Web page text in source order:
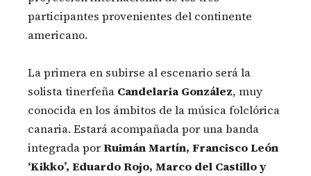
participantes provenientes del continente
americano.
La primera en subirse al escenario será la
solista tinerfeña Candelaria González, muy
conocida en los ámbitos de la música folclórica
canaria. Estará acompañada por una banda
integrada porRuimán Martín, Francisco León
‘Kikko’, Eduardo Rojo, Marco del Castillo y